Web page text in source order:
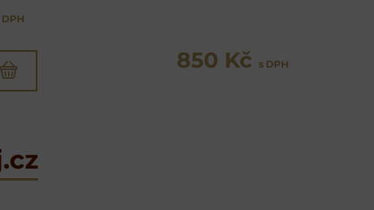
DPH
850 Kč s DPH